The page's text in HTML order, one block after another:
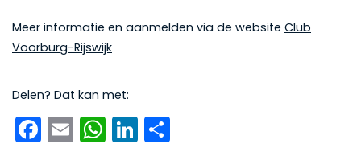
Meer informatie en aanmelden via de website Club
Voorburg-Rijswijk
Delen? Dat kan met:
Facebook
EmailWhatsApp
LinkedIn